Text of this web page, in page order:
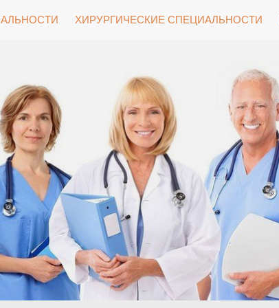
ХИРУРГИЧЕСКИЕ СПЕЦИАЛЬНОСТИ